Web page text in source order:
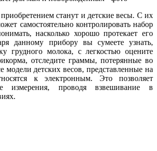
станут и детские весы. С их
самостоятельно контролировать набор
насколько хорошо протекает его
данному прибору вы сумеете узнать,
грудного молока, с легкостью оцените
отследите граммы, потерянные во
модели детских весов, представленные на
к электронным. Это позволяет
измерения, проводя взвешивание в